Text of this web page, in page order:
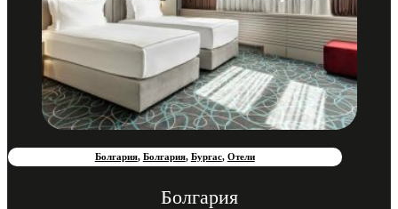
Болгария, Болгария, Бургас, Отели
Болгария